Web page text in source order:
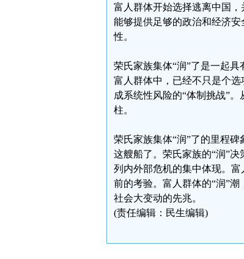
富人群体开始选择逃离中国
能够提供足够的政治和经济
性。
荣氏家族集体“润”了是一起
富人群体中，已经不只是个
成系统性风险的“体制挑战”
柱。
荣氏家族集体“润”了的里程
这艘船了。荣氏家族的“润”
列内外部危机的集中体现。
前的考验。富人群体的“润”
社会大变动的先兆。
(责任编辑：民生编辑)